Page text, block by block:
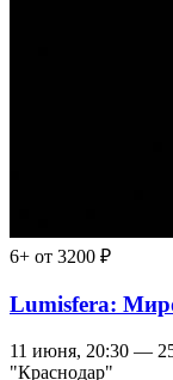
6+ от 3200 ₽
Lumisfera:
11 июня, 20:30 —
"Краснодар"